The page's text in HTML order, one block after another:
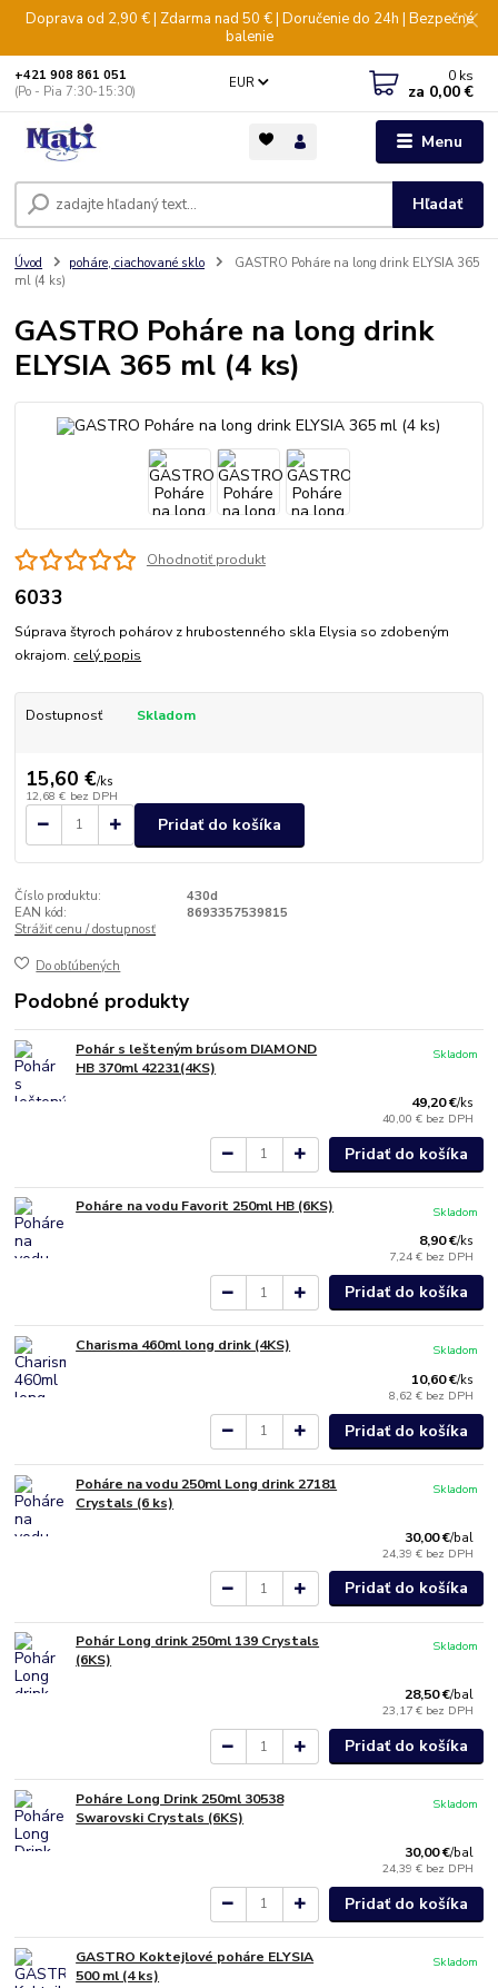
Doprava od 2,90 € | Zdarma nad 50 € | Doručenie do 24h | Bezpečné
balenie
Menu
EUR
Hľadať
+421 908 861 051
(Po - Pia 7:30-15:30)
0 ks
za 0,00 €
Úvod poháre, ciachované sklo
GASTRO Poháre na long drink ELYSIA 365
ml (4 ks)
GASTRO Poháre na long drink
ELYSIA 365 ml (4 ks)
Ohodnotiť produkt
6033
Súprava štyroch pohárov z hrubostenného skla Elysia so zdobeným
okrajom. celý popis
Dostupnosť Skladom
15,60 €/ks
12,68 € bez DPH
Pridať do košíka
Číslo produktu:
430d
EAN kód:
8693357539815
Strážiť cenu / dostupnosť
Do obľúbených
Podobné produkty
Pohár s lešteným brúsom DIAMOND
HB 370ml 42231(4KS)
49,20 €/ks
40,00 € bez DPH
Skladom
Pridať do košíka
Poháre na vodu Favorit 250ml HB (6KS)
8,90 €/ks
7,24 € bez DPH
Skladom
Pridať do košíka
Charisma 460ml long drink (4KS)
10,60 €/ks
8,62 € bez DPH
Skladom
Pridať do košíka
Poháre na vodu 250ml Long drink 27181
Crystals (6 ks)
30,00 €/bal
24,39 € bez DPH
Skladom
Pridať do košíka
Pohár Long drink 250ml 139 Crystals
(6KS)
28,50 €/bal
23,17 € bez DPH
Skladom
Pridať do košíka
Poháre Long Drink 250ml 30538
Swarovski Crystals (6KS)
30,00 €/bal
24,39 € bez DPH
Skladom
Pridať do košíka
GASTRO Koktejlové poháre ELYSIA
500 ml (4 ks)
Skladom